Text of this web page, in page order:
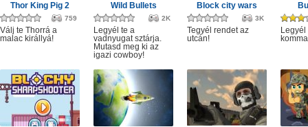
Thor King Pig 2
759
Válj te Thorrá a
malac királlyá!
Wild Bullets
2K
Legyél te a
vadnyugat sztárja.
Mutasd meg ki az
igazi cowboy!
Block city wars
3K
Tegyél rendet az
utcán!
Legyél